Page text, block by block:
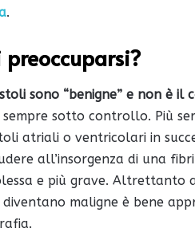
.
sono “benigne” e non è il
sotto controllo. Più
atriali o ventricolari in
all’insorgenza di una
e più grave. Altrettanto
maligne è bene